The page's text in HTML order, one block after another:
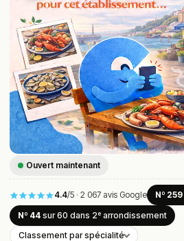
Ouvert maintenant
4.4/5 · 2 067 avis Google Nº 259
Nº 44 sur 60 dans 2ᵉ arrondissement
Classement par spécialité